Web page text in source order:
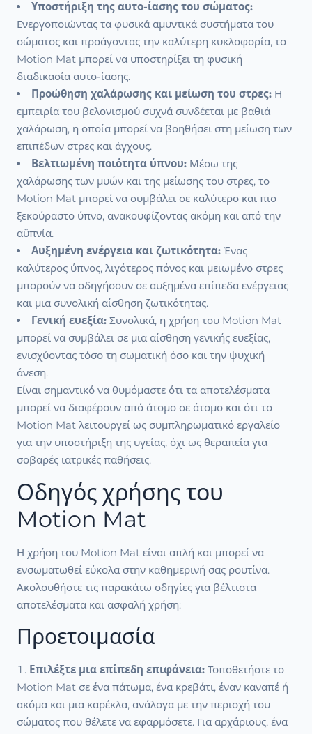
Υποστήριξη της αυτο-ίασης του σώματος:
Ενεργοποιώντας τα φυσικά αμυντικά συστήματα του
σώματος και προάγοντας την καλύτερη κυκλοφορία, το
Motion Mat μπορεί να υποστηρίξει τη φυσική
διαδικασία αυτο-ίασης.
Προώθηση χαλάρωσης και μείωση του στρες: Η
εμπειρία του βελονισμού συχνά συνδέεται με βαθιά
χαλάρωση, η οποία μπορεί να βοηθήσει στη μείωση των
επιπέδων στρες και άγχους.
Βελτιωμένη ποιότητα ύπνου: Μέσω της
χαλάρωσης των μυών και της μείωσης του στρες, το
Motion Mat μπορεί να συμβάλει σε καλύτερο και πιο
ξεκούραστο ύπνο, ανακουφίζοντας ακόμη και από την
αϋπνία.
Αυξημένη ενέργεια και ζωτικότητα: Ένας
καλύτερος ύπνος, λιγότερος πόνος και μειωμένο στρες
μπορούν να οδηγήσουν σε αυξημένα επίπεδα ενέργειας
και μια συνολική αίσθηση ζωτικότητας.
Γενική ευεξία: Συνολικά, η χρήση του Motion Mat
μπορεί να συμβάλει σε μια αίσθηση γενικής ευεξίας,
ενισχύοντας τόσο τη σωματική όσο και την ψυχική
άνεση.
Είναι σημαντικό να θυμόμαστε ότι τα αποτελέσματα
μπορεί να διαφέρουν από άτομο σε άτομο και ότι το
Motion Mat λειτουργεί ως συμπληρωματικό εργαλείο
για την υποστήριξη της υγείας, όχι ως θεραπεία για
σοβαρές ιατρικές παθήσεις.
Οδηγός χρήσης του
Motion Mat
Η χρήση του Motion Mat είναι απλή και μπορεί να
ενσωματωθεί εύκολα στην καθημερινή σας ρουτίνα.
Ακολουθήστε τις παρακάτω οδηγίες για βέλτιστα
αποτελέσματα και ασφαλή χρήση:
Προετοιμασία
Επιλέξτε μια επίπεδη επιφάνεια: Τοποθετήστε το
Motion Mat σε ένα πάτωμα, ένα κρεβάτι, έναν καναπέ ή
ακόμα και μια καρέκλα, ανάλογα με την περιοχή του
σώματος που θέλετε να εφαρμόσετε. Για αρχάριους, ένα